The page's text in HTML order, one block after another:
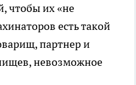
чтобы их «не
есть такой
партнер и
невозможное